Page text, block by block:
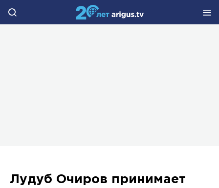
Лудуб Очиров принимает